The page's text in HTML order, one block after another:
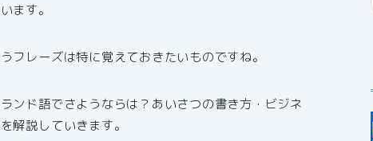
ます。
フレーズは特に覚えておきたいものですね。
ンド語でさようならは？あいさつの書き方・ビジネ
解説していきます。